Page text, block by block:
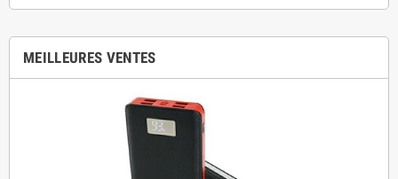
MEILLEURES VENTES